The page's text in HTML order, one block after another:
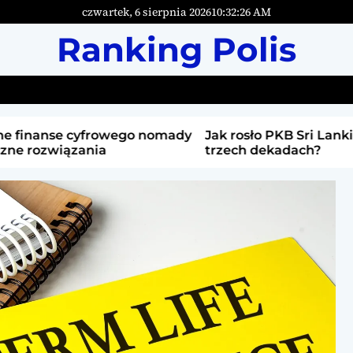
czwartek, 6 sierpnia 202610:32:27AM
Ranking Polis
nomady
Jak rosło PKB Sri Lanki w ostatnich
trzech dekadach?